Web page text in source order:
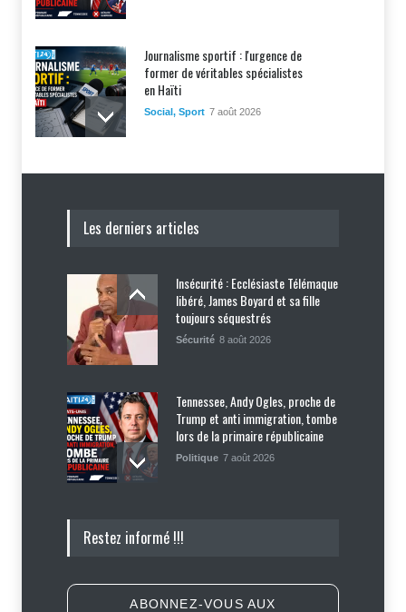
Journalisme sportif : l'urgence de
former de véritables spécialistes
en Haïti
Social, Sport 7 août 2026
Police nationale : les divisions
Sécurité 7 août 2026
Affaire Jovenel Moïse : peur
d’affronter la justice, Jean Monard
Métellus de nouveau convoqué par
le juge Jean Denis Cyprien
Justice
Les derniers articles
Insécurité : Ecclésiaste Télémaque
libéré, James Boyard et sa fille
toujours séquestrés
Sécurité 8 août 2026
Tennessee, Andy Ogles, proche de
Trump et anti immigration, tombe
lors de la primaire républicaine
Politique 7 août 2026
former de véritables spécialistes
Restez informé !!!
ABONNEZ-VOUS AUX